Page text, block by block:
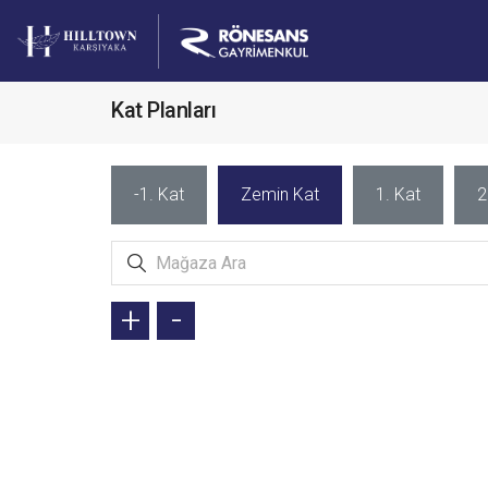
Kat Planları
-1. Kat Zemin Kat 1. Kat
+ -